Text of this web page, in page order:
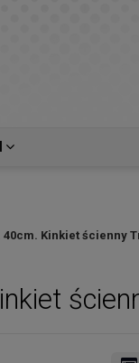
40cm. Kinkiet ścienny